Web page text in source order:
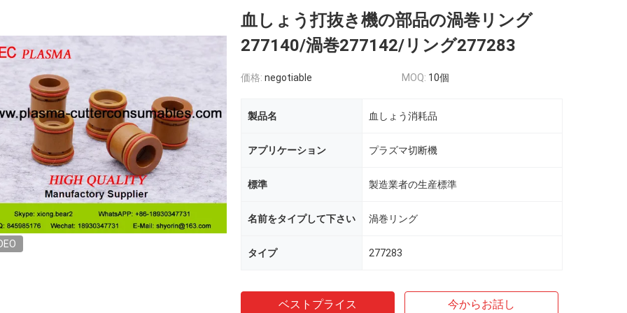
血しょう打抜き機の部品の渦巻リング
277140/渦巻277142/リング277283
価格: negotiable MOQ: 10個
製品名 血しょう消耗品
アプリケーション プラズマ切断機
標準 製造業者の生産標準
名前をタイプして下さい 渦巻リング
タイプ 277283
ベストプライス 今からお話し